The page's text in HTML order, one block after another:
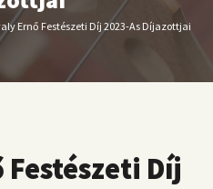
Ernő Festészeti Díj 2023-As Díjazottjai
Díj